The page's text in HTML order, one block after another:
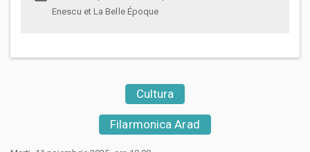
Enescu et La Belle Époque
Cultura
Filarmonica Arad